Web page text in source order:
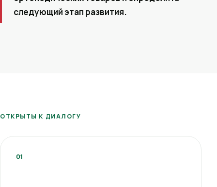
следующий этап развития.
ОТКРЫТЫ К ДИАЛОГУ
01